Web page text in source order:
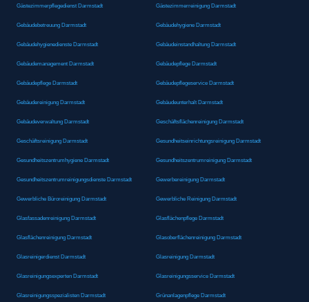
Gästezimmerpflegedienst Darmstadt Gästezimmerreinigung Darmstadt
Gebäudebetreuung Darmstadt Gebäudehygiene Darmstadt
Gebäudehygienedienste Darmstadt Gebäudeinstandhaltung Darmstadt
Gebäudemanagement Darmstadt Gebäudepflege Darmstadt
Gebäudepflege Darmstadt Gebäudepflegeservice Darmstadt
Gebäudereinigung Darmstadt Gebäudeunterhalt Darmstadt
Gebäudeverwaltung Darmstadt Geschäftsflächenreinigung Darmstadt
Geschäftsreinigung Darmstadt Gesundheitseinrichtungsreinigung Darmstadt
Gesundheitszentrumhygiene Darmstadt Gesundheitszentrumreinigung Darmstadt
Gesundheitszentrumreinigungsdienste Darmstadt Gewerbereinigung Darmstadt
Gewerbliche Büroreinigung Darmstadt Gewerbliche Reinigung Darmstadt
Glasfassadenreinigung Darmstadt Glasflächenpflege Darmstadt
Glasflächenreinigung Darmstadt Glasoberflächenreinigung Darmstadt
Glasreinigerdienst Darmstadt Glasreinigung Darmstadt
Glasreinigungsexperten Darmstadt Glasreinigungsservice Darmstadt
Glasreinigungsspezialisten Darmstadt Grünanlagenpflege Darmstadt